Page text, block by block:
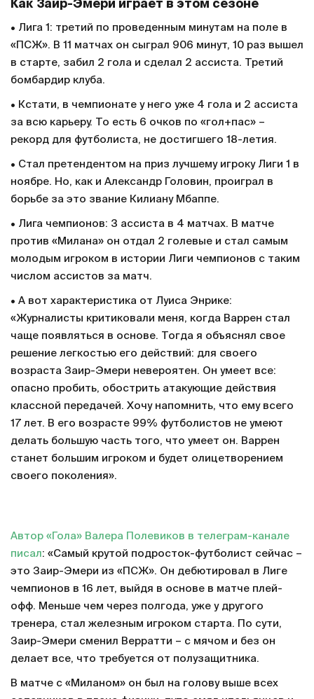
Как Заир-Эмери играет в этом сезоне
• Лига 1: третий по проведенным минутам на поле в
«ПСЖ». В 11 матчах он сыграл 906 минут, 10 раз вышел
в старте, забил 2 гола и сделал 2 ассиста. Третий
бомбардир клуба.
• Кстати, в чемпионате у него уже 4 гола и 2 ассиста
за всю карьеру. То есть 6 очков по «гол+пас» –
рекорд для футболиста, не достигшего 18-летия.
• Стал претендентом на приз лучшему игроку Лиги 1 в
ноябре. Но, как и Александр Головин, проиграл в
борьбе за это звание Килиану Мбаппе.
• Лига чемпионов: 3 ассиста в 4 матчах. В матче
против «Милана» он отдал 2 голевые и стал самым
молодым игроком в истории Лиги чемпионов с таким
числом ассистов за матч.
• А вот характеристика от Луиса Энрике:
«Журналисты критиковали меня, когда Варрен стал
чаще появляться в основе. Тогда я объяснял свое
решение легкостью его действий: для своего
возраста Заир-Эмери невероятен. Он умеет все:
опасно пробить, обострить атакующие действия
классной передачей. Хочу напомнить, что ему всего
17 лет. В его возрасте 99% футболистов не умеют
делать большую часть того, что умеет он. Варрен
станет большим игроком и будет олицетворением
своего поколения».
Автор «Гола» Валера Полевиков в телеграм-канале
писал: «Самый крутой подросток-футболист сейчас –
это Заир-Эмери из «ПСЖ». Он дебютировал в Лиге
чемпионов в 16 лет, выйдя в основе в матче плей-
офф. Меньше чем через полгода, уже у другого
тренера, стал железным игроком старта. По сути,
Заир-Эмери сменил Верратти – с мячом и без он
делает все, что требуется от полузащитника.
В матче с «Миланом» он был на голову выше всех